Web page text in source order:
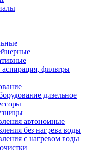
аспирация, фильтры
дизельное
автономные
без нагрева воды
с нагревом воды